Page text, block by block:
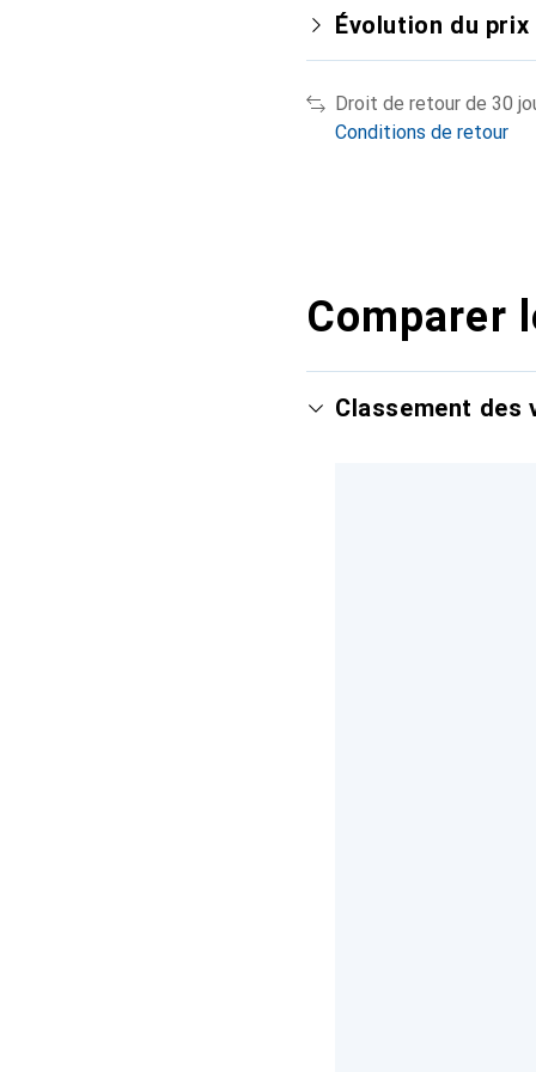
Évolution du prix
Droit de retour de 30
Conditions de retour
Comparer
Classement des